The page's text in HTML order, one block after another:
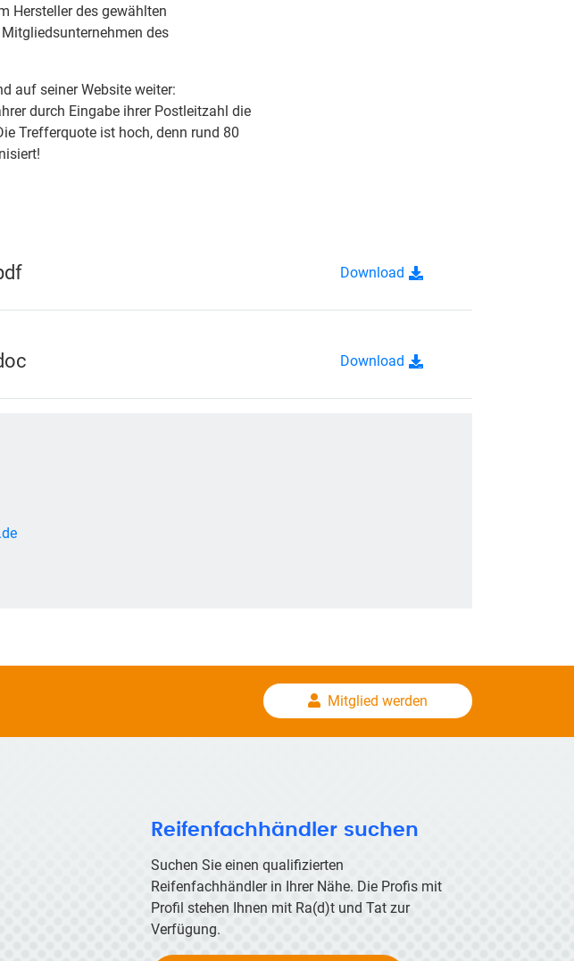
Hersteller des gewählten
des
auf seiner Website weiter:
durch Eingabe ihrer Postleitzahl die
Trefferquote ist hoch, denn rund 80
Download
Download
Mitglied werden
Reifenfachhändler suchen
Suchen Sie einen qualifizierten
Reifenfachhändler in Ihrer Nähe. Die Profis mit
Profil stehen Ihnen mit Ra(d)t und Tat zur
Verfügung.